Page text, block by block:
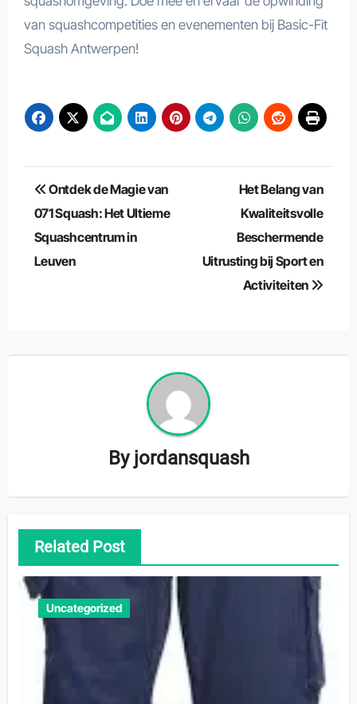
van squashcompetities en evenementen bij Basic-Fit
Squash Antwerpen!
Berichtnavigatie
Ontdek de Magie van
071 Squash: Het Ultieme
Squashcentrum in
Leuven
Het Belang van
Kwaliteitsvolle
Beschermende
Uitrusting bij Sport en
Activiteiten
By jordansquash
Related Post
Uncategorized